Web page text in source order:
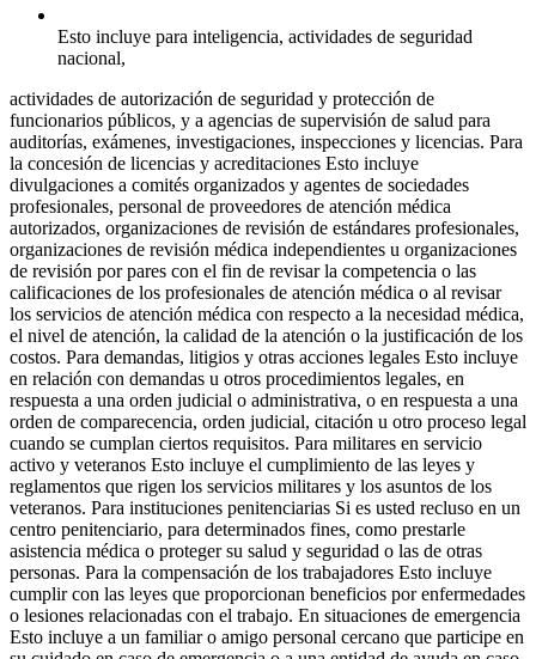
Esto incluye para inteligencia, actividades de seguridad
nacional,
actividades de autorización de seguridad y protección de
funcionarios públicos, y a agencias de supervisión de salud para
auditorías, exámenes, investigaciones, inspecciones y licencias. Para
la concesión de licencias y acreditaciones Esto incluye
divulgaciones a comités organizados y agentes de sociedades
profesionales, personal de proveedores de atención médica
autorizados, organizaciones de revisión de estándares profesionales,
organizaciones de revisión médica independientes u organizaciones
de revisión por pares con el fin de revisar la competencia o las
calificaciones de los profesionales de atención médica o al revisar
los servicios de atención médica con respecto a la necesidad médica,
el nivel de atención, la calidad de la atención o la justificación de los
costos. Para demandas, litigios y otras acciones legales Esto incluye
en relación con demandas u otros procedimientos legales, en
respuesta a una orden judicial o administrativa, o en respuesta a una
orden de comparecencia, orden judicial, citación u otro proceso legal
cuando se cumplan ciertos requisitos. Para militares en servicio
activo y veteranos Esto incluye el cumplimiento de las leyes y
reglamentos que rigen los servicios militares y los asuntos de los
veteranos. Para instituciones penitenciarias Si es usted recluso en un
centro penitenciario, para determinados fines, como prestarle
asistencia médica o proteger su salud y seguridad o las de otras
personas. Para la compensación de los trabajadores Esto incluye
cumplir con las leyes que proporcionan beneficios por enfermedades
o lesiones relacionadas con el trabajo. En situaciones de emergencia
Esto incluye a un familiar o amigo personal cercano que participe en